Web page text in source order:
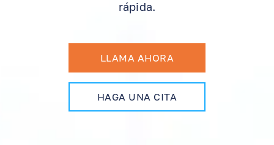
rápida.
LLAMA AHORA
HAGA UNA CITA